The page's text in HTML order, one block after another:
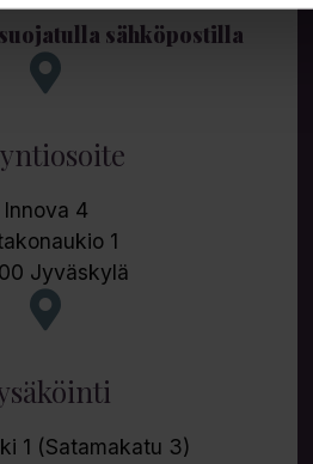
sähköpostilla
Innova 4
1
Jyväskylä
1 (Satamakatu 3)